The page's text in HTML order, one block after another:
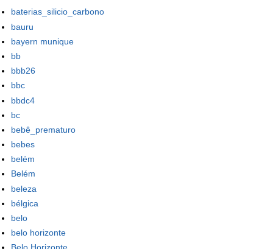
baterias_silicio_carbono
bauru
bayern munique
bb
bbb26
bbc
bbdc4
bc
bebê_prematuro
bebes
belém
Belém
beleza
bélgica
belo
belo horizonte